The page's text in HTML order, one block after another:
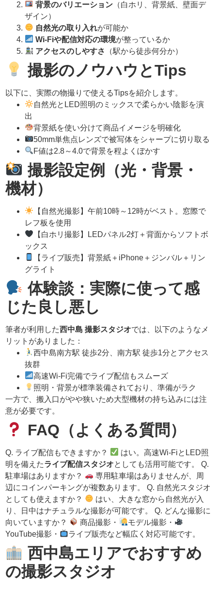
背景のバリエーション （白ホリ、背景紙、壁面デ
ザイン）
自然光の取り入れが可能か
Wi-Fiや配信対応の環境が整っているか
アクセスのしやすさ
（駅から徒歩何分か）
撮影のノウハウとTips
以下に、実際の物撮りで使えるTipsを紹介します。
自然光とLED照明のミックスで柔らかい陰影を演
出
背景紙を使い分けて商品イメージを明確化
50mm単焦点レンズで被写体をシャープに切り取る
F値は2.8～4.0で背景を程よくぼかす
撮影設定例（光・背景・
機材）
【自然光撮影】午前10時～12時がベスト。窓際で
レフ板を使用
【白ホリ撮影】LEDパネル2灯＋背面からソフトボ
ックス
【ライブ販売】背景紙＋iPhone＋ジンバル＋リン
グライト
体験談：実際に使って感
じた良し悪し
筆者が利用した西中島 撮影スタジオでは、以下のようなメ
リットがありました：
西中島南方駅 徒歩2分、南方駅 徒歩1分とアクセス
抜群
高速Wi-Fi完備でライブ配信もスムーズ
照明・背景が標準装備されており、準備がラク
一方で、搬入口がやや狭いため大型機材の持ち込みには注
意が必要です。
FAQ（よくある質問）
Q. ライブ配信もできますか？
はい。高速Wi-FiとLED照
明を備えたライブ配信スタジオとしても活用可能です。 Q.
駐車場はありますか？
専用駐車場はありませんが、周
辺にコインパーキングが複数あります。 Q. 自然光スタジオ
としても使えますか？
はい、大きな窓から自然光が入
り、日中はナチュラルな撮影が可能です。 Q. どんな撮影に
向いていますか？
商品撮影・
モデル撮影・
YouTube撮影・
ライブ販売など幅広く対応可能です。
西中島エリアでおすすめ
の撮影スタジオ